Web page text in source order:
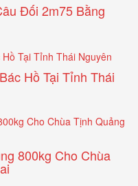
Đối 2m75 Bằng
Hồ Tại Tỉnh Thái
800kg Cho Chùa